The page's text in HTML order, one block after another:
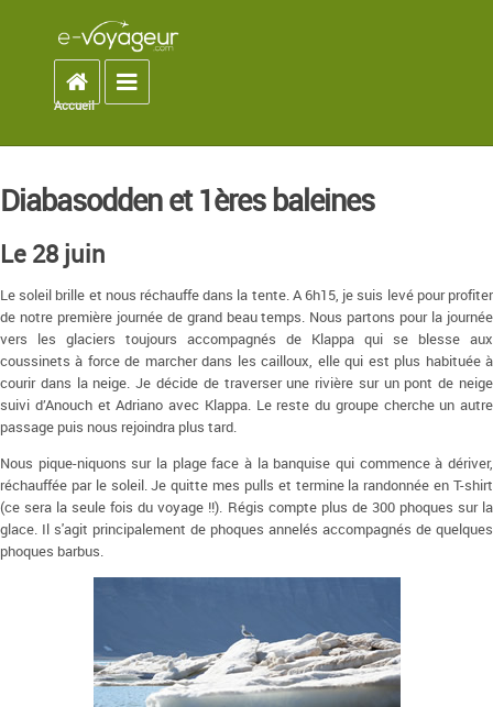
Accueil
Toggle navigation
Accueil
Diabasodden et 1ères baleines
Le 28 juin
Le soleil brille et nous réchauffe dans la tente. A 6h15, je suis levé pour profiter
de notre première journée de grand beau temps. Nous partons pour la journée
vers les glaciers toujours accompagnés de Klappa qui se blesse aux
coussinets à force de marcher dans les cailloux, elle qui est plus habituée à
courir dans la neige. Je décide de traverser une rivière sur un pont de neige
suivi d’Anouch et Adriano avec Klappa. Le reste du groupe cherche un autre
passage puis nous rejoindra plus tard.
Nous pique-niquons sur la plage face à la banquise qui commence à dériver,
réchauffée par le soleil. Je quitte mes pulls et termine la randonnée en T-shirt
(ce sera la seule fois du voyage !!). Régis compte plus de 300 phoques sur la
glace. Il s'agit principalement de phoques annelés accompagnés de quelques
phoques barbus.